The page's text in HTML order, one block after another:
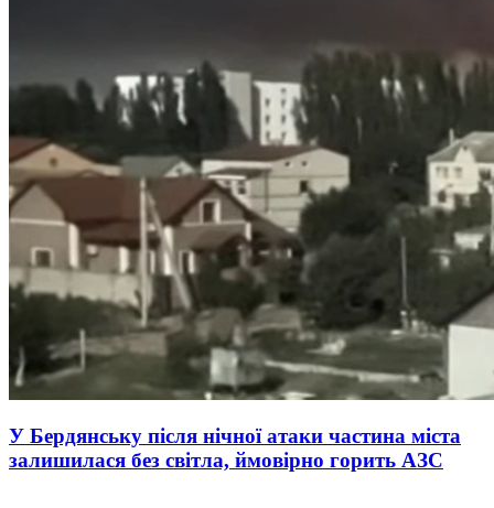
У Бердянську після нічної атаки частина міста
залишилася без світла, ймовірно горить АЗС